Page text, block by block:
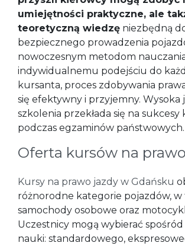
umiejętności praktyczne, ale
teoretyczną wiedzę niezbędną
bezpiecznego prowadzenia
nowoczesnym metodom
indywidualnemu podejściu do
kursanta, proces zdobywania
się efektywny i przyjemny. Wysoka
szkolenia przekłada się na
podczas egzaminów państwowych.
Oferta kursów na
Kursy na prawo jazdy w Gdańsku
różnorodne kategorie pojazdów, w
samochody osobowe oraz
Uczestnicy mogą wybierać
nauki: standardowego,